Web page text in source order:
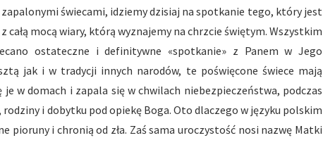
zapalonymi świecami, idziemy dzisiaj na spotkanie tego, który jest
całą mocą wiary, którą wyznajemy na chrzcie świętym. Wszystkim
ostateczne i definitywne «spotkanie» z Panem w Jego
jak i w tradycji innych narodów, te poświęcone świece mają
w domach i zapala się w chwilach niebezpieczeństwa, podczas
i dobytku pod opiekę Boga. Oto dlaczego w języku polskim
pioruny i chronią od zła. Zaś sama uroczystość nosi nazwę Matki